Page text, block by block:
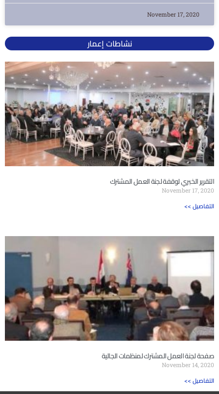
November 17, 2020
نشاطات إعمار
التقرير الخبري لوقفة لجنة العمل المشترك
November 17, 2020
<< التفاصيل
صفحة لجنة العمل المشترك لمنظمات الجالية
November 14, 2020
<< التفاصيل